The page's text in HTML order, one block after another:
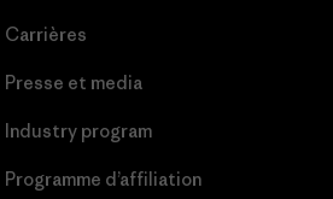
Carrières
Presse et media
Industry program
Programme d’affiliation